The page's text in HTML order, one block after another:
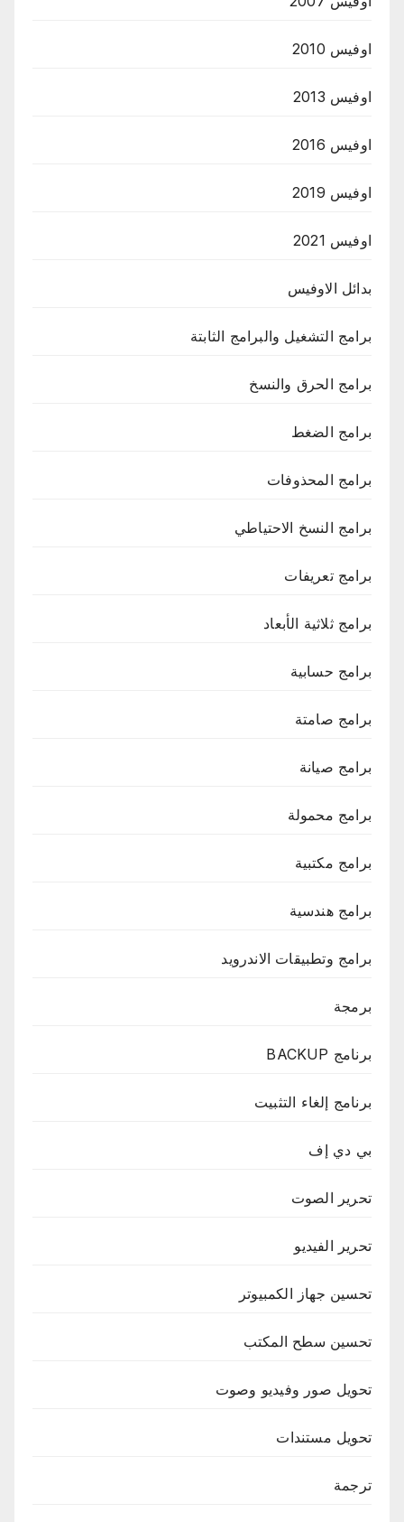
اوفيس 2010
اوفيس 2013
اوفيس 2016
اوفيس 2019
اوفيس 2021
بدائل الاوفيس
برامج التشغيل والبرامج الثابتة
برامج الحرق والنسخ
برامج الضغط
برامج المحذوفات
برامج النسخ الاحتياطي
برامج تعريفات
برامج ثلاثية الأبعاد
برامج حسابية
برامج صامتة
برامج صيانة
برامج محمولة
برامج مكتبية
برامج هندسية
برامج وتطبيقات الاندرويد
برمجة
برنامج BACKUP
برنامج إلغاء التثبيت
بي دي إف
تحرير الصوت
تحرير الفيديو
تحسين جهاز الكمبيوتر
تحسين سطح المكتب
تحويل صور وفيديو وصوت
تحويل مستندات
ترجمة